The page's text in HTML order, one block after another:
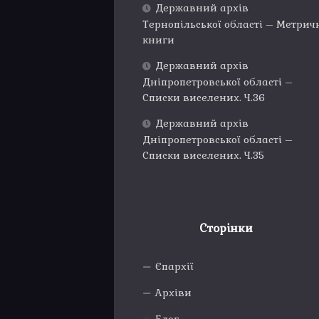
Державний архів
Тернопільської області –
книги
Державний архів
Дніпропетровської області –
Списки виселених. Ч.36
Державний архів
Дніпропетровської області –
Списки виселених. Ч.35
Сторінки
Єпархії
Архіви